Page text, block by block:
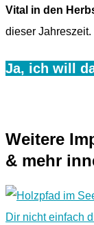
Vital in den
dieser Jahreszeit.
Ja, ich will
Weitere
& mehr